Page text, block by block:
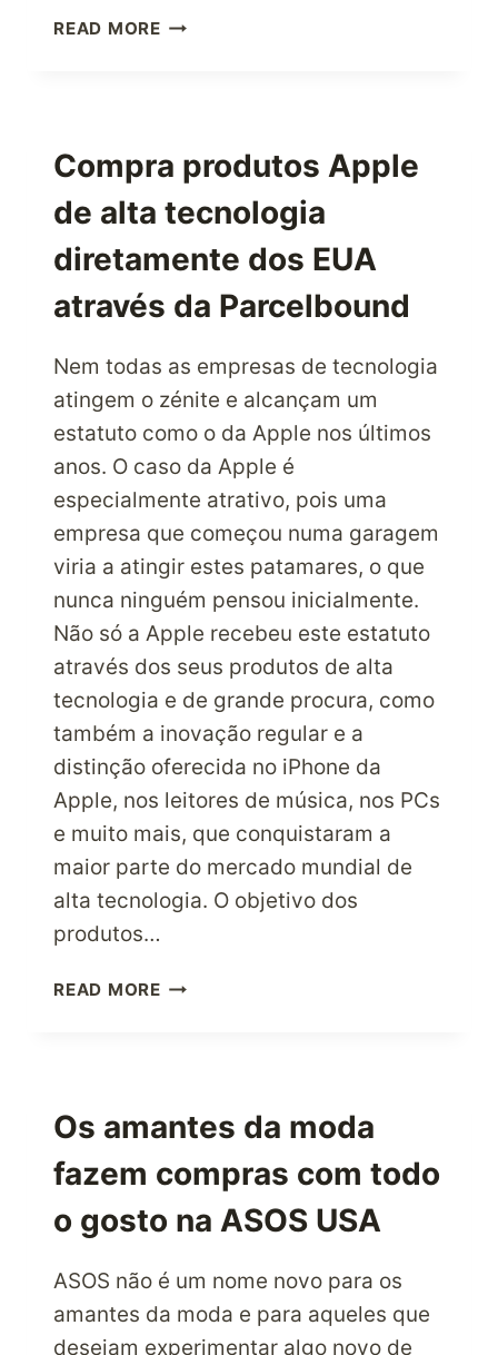
READ MOREEXPERIMENTA
ONLINE
MAIS
CENTRADA
CLIENTE
AMAZON.COM
NOS
E
ENVIA
PRODUTOS
ATRAVÉS
DA
PARCELBOUND
Compra produtos Apple
de alta tecnologia
diretamente dos EUA
através da Parcelbound
Nem todas as empresas de tecnologia
atingem o zénite e alcançam um
estatuto como o da Apple nos últimos
anos. O caso da Apple é
especialmente atrativo, pois uma
empresa que começou numa garagem
viria a atingir estes patamares, o que
nunca ninguém pensou inicialmente.
Não só a Apple recebeu este estatuto
através dos seus produtos de alta
tecnologia e de grande procura, como
também a inovação regular e a
distinção oferecida no iPhone da
Apple, nos leitores de música, nos PCs
e muito mais, que conquistaram a
maior parte do mercado mundial de
alta tecnologia. O objetivo dos
produtos…
READ MORECOMPRA
TECNOLOGIA
DIRETAMENTE
DOS
ATRAVÉS
PARCELBOUND
Os amantes da moda
fazem compras com todo
o gosto na ASOS USA
ASOS não é um nome novo para os
amantes da moda e para aqueles que
desejam experimentar algo novo de